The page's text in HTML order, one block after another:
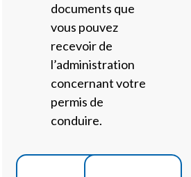
documents que
vous pouvez
recevoir de
l’administration
concernant votre
permis de
conduire.